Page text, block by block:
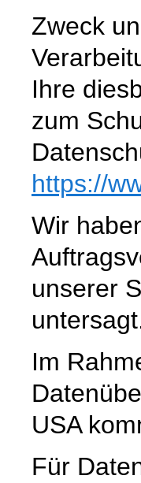
Zweck
Ihre
zum
https://
Wir
unserer
Im
USA
Für